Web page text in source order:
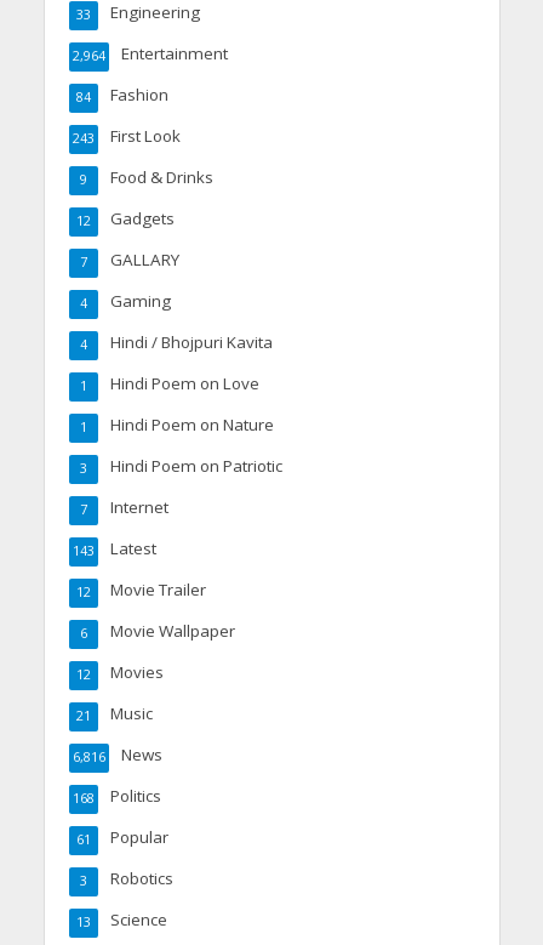
Engineering
33
Entertainment
2,964
Fashion
84
First Look
243
Food & Drinks
9
Gadgets
12
GALLARY
7
Gaming
4
Hindi / Bhojpuri Kavita
4
Hindi Poem on Love
1
Hindi Poem on Nature
1
Hindi Poem on Patriotic
3
Internet
7
Latest
143
Movie Trailer
12
Movie Wallpaper
6
Movies
12
Music
21
News
6,816
Politics
168
Popular
61
Robotics
3
Science
13